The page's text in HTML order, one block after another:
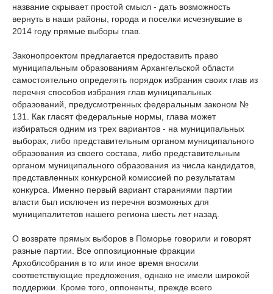
название скрывает простой смысл - дать возможность
вернуть в наши районы, города и поселки исчезнувшие в
2014 году прямые выборы глав.
Законопроектом предлагается предоставить право
муниципальным образованиям Архангельской области
самостоятельно определять порядок избрания своих глав из
перечня способов избрания глав муниципальных
образований, предусмотренных федеральным законом №
131. Как гласят федеральные нормы, глава может
избираться одним из трех вариантов - на муниципальных
выборах, либо представительным органом муниципального
образования из своего состава, либо представительным
органом муниципального образования из числа кандидатов,
представленных конкурсной комиссией по результатам
конкурса. Именно первый вариант стараниями партии
власти был исключен из перечня возможных для
муниципалитетов нашего региона шесть лет назад.
О возврате прямых выборов в Поморье говорили и говорят
разные партии. Все оппозиционные фракции
Архоблсобрания в то или иное время вносили
соответствующие предложения, однако не имели широкой
поддержки. Кроме того, оппоненты, прежде всего